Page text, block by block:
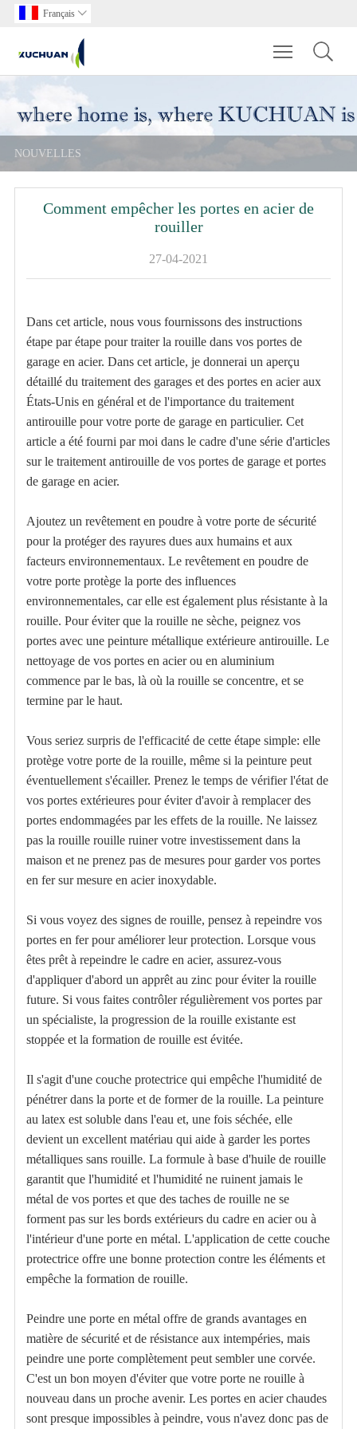
Français 
Toggle
NOUVELLES
Comment empêcher les portes en acier de
rouiller
27-04-2021
Dans cet article, nous vous fournissons des instructions
étape par étape pour traiter la rouille dans vos portes de
garage en acier. Dans cet article, je donnerai un aperçu
détaillé du traitement des garages et des portes en acier aux
États-Unis en général et de l'importance du traitement
antirouille pour votre porte de garage en particulier. Cet
article a été fourni par moi dans le cadre d'une série d'articles
sur le traitement antirouille de vos portes de garage et portes
de garage en acier.
Ajoutez un revêtement en poudre à votre porte de sécurité
pour la protéger des rayures dues aux humains et aux
facteurs environnementaux. Le revêtement en poudre de
votre porte protège la porte des influences
environnementales, car elle est également plus résistante à la
rouille. Pour éviter que la rouille ne sèche, peignez vos
portes avec une peinture métallique extérieure antirouille. Le
nettoyage de vos portes en acier ou en aluminium
commence par le bas, là où la rouille se concentre, et se
termine par le haut.
Vous seriez surpris de l'efficacité de cette étape simple: elle
protège votre porte de la rouille, même si la peinture peut
éventuellement s'écailler. Prenez le temps de vérifier l'état de
vos portes extérieures pour éviter d'avoir à remplacer des
portes endommagées par les effets de la rouille. Ne laissez
pas la rouille rouille ruiner votre investissement dans la
maison et ne prenez pas de mesures pour garder vos portes
en fer sur mesure en acier inoxydable.
Si vous voyez des signes de rouille, pensez à repeindre vos
portes en fer pour améliorer leur protection. Lorsque vous
êtes prêt à repeindre le cadre en acier, assurez-vous
d'appliquer d'abord un apprêt au zinc pour éviter la rouille
future. Si vous faites contrôler régulièrement vos portes par
un spécialiste, la progression de la rouille existante est
stoppée et la formation de rouille est évitée.
Il s'agit d'une couche protectrice qui empêche l'humidité de
pénétrer dans la porte et de former de la rouille. La peinture
au latex est soluble dans l'eau et, une fois séchée, elle
devient un excellent matériau qui aide à garder les portes
métalliques sans rouille. La formule à base d'huile de rouille
garantit que l'humidité et l'humidité ne ruinent jamais le
métal de vos portes et que des taches de rouille ne se
forment pas sur les bords extérieurs du cadre en acier ou à
l'intérieur d'une porte en métal. L'application de cette couche
protectrice offre une bonne protection contre les éléments et
empêche la formation de rouille.
Peindre une porte en métal offre de grands avantages en
matière de sécurité et de résistance aux intempéries, mais
peindre une porte complètement peut sembler une corvée.
C'est un bon moyen d'éviter que votre porte ne rouille à
nouveau dans un proche avenir. Les portes en acier chaudes
sont presque impossibles à peindre, vous n'avez donc pas de